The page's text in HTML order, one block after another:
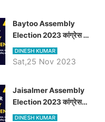
Baytoo Assembly
Election 2023 कांग्रेस से
हरीश चौधरी तो बालाराम मुंड होंगे
भाजपा उम्मीदवार, जानिये बायतू
DINESH KUMAR
Sat,25 Nov 2023
​​​​​​​Jaisalmer Assembly
Election 2023 कांग्रेस
रूपा राम मेघवाल तो छोटु सिंह
DINESH KUMAR